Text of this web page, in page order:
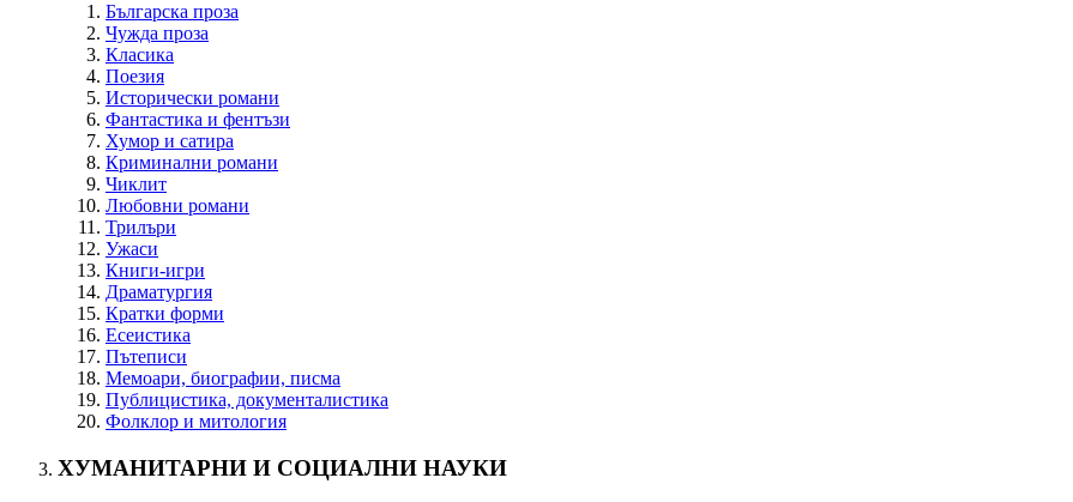
Българска проза
Чужда проза
Класика
Поезия
Исторически романи
Фантастика и фентъзи
Хумор и сатира
Криминални романи
Чиклит
Любовни романи
Трилъри
Ужаси
Книги-игри
Драматургия
Кратки форми
Есеистика
Пътеписи
Мемоари, биографии, писма
Публицистика, документалистика
Фолклор и митология
ХУМАНИТАРНИ И СОЦИАЛНИ НАУКИ